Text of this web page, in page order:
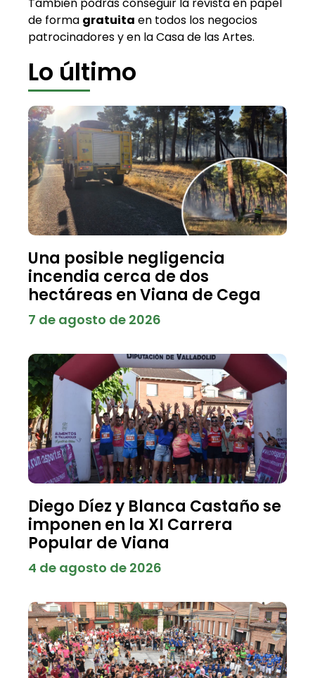
También podrás conseguir la revista en papel
de forma gratuita en todos los negocios
patrocinadores y en la Casa de las Artes.
Lo último
Una posible negligencia
incendia cerca de dos
hectáreas en Viana de Cega
7 de agosto de 2026
Diego Díez y Blanca Castaño se
imponen en la XI Carrera
Popular de Viana
4 de agosto de 2026